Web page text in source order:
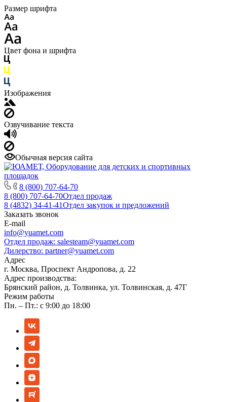
Размер шрифта
Цвет фона и шрифта
Изображения
Озвучивание текста
Обычная версия сайта
8 (800) 707-64-70
8 (800) 707-64-70Отдел продаж
8 (4832) 34-41-41Отдел закупок и предложений
Заказать звонок
E-mail
info@yuamet.com
Отдел продаж: salesteam@yuamet.com
Дилерство: partner@yuamet.com
Адрес
г. Москва, Проспект Андропова, д. 22
Адрес производства:
Брянский район, д. Толвинка, ул. Толвинская, д. 47Г
Режим работы
Пн. – Пт.: с 9:00 до 18:00